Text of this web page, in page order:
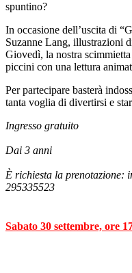
spuntino?
In occasione dell’uscita di
Suzanne Lang, illustrazioni
Giovedì, la nostra
piccini con una lettura
Per partecipare basterà
tanta voglia di divertirsi e
Ingresso gratuito
Dai 3 anni
È richiesta la prenotazione:
295335523
Sabato 30 settembre, ore